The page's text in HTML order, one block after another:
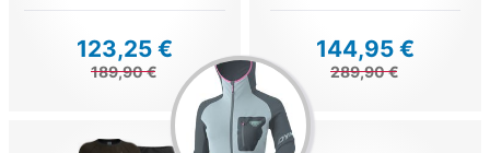
123,25 €
189,90 €
144,95 €
289,90 €